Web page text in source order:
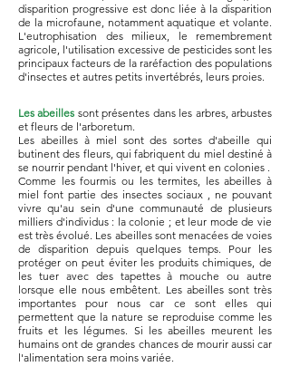
disparition progressive est donc liée à la disparition
de la microfaune, notamment aquatique et volante.
L'eutrophisation des milieux, le remembrement
agricole, l'utilisation excessive de pesticides sont les
principaux facteurs de la raréfaction des populations
d'insectes et autres petits invertébrés, leurs proies.
Les abeilles sont présentes dans les arbres, arbustes
et fleurs de l'arboretum.
Les abeilles à miel sont des sortes d'abeille qui
butinent des fleurs, qui fabriquent du miel destiné à
se nourrir pendant l'hiver, et qui vivent en colonies .
Comme les fourmis ou les termites, les abeilles à
miel font partie des insectes sociaux , ne pouvant
vivre qu'au sein d'une communauté de plusieurs
milliers d'individus : la colonie ; et leur mode de vie
est très évolué. Les abeilles sont menacées de voies
de disparition depuis quelques temps. Pour les
protéger on peut éviter les produits chimiques, de
les tuer avec des tapettes à mouche ou autre
lorsque elle nous embêtent. Les abeilles sont très
importantes pour nous car ce sont elles qui
permettent que la nature se reproduise comme les
fruits et les légumes. Si les abeilles meurent les
humains ont de grandes chances de mourir aussi car
l'alimentation sera moins variée.